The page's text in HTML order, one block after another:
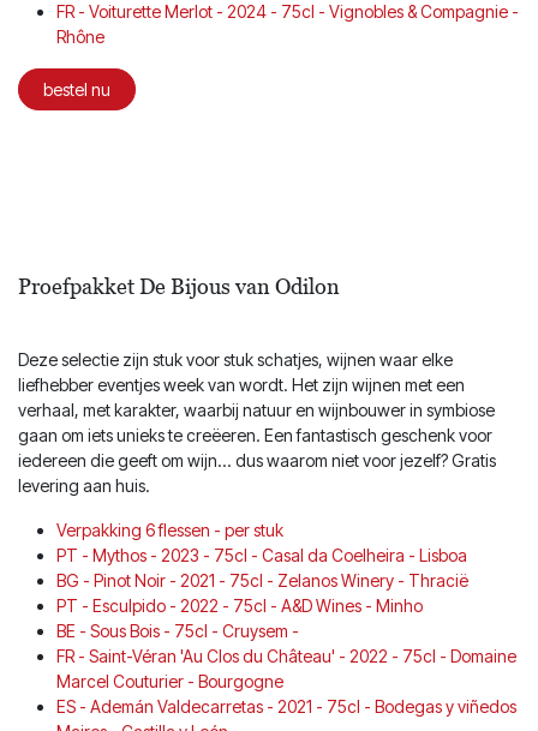
FR - Voiturette Merlot - 2024 - 75cl - Vignobles & Compagnie -
Rhône
bestel nu
Proefpakket De Bijous van Odilon
Deze selectie zijn stuk voor stuk schatjes, wijnen waar elke
liefhebber eventjes week van wordt. Het zijn wijnen met een
verhaal, met karakter, waarbij natuur en wijnbouwer in symbiose
gaan om iets unieks te creëeren. Een fantastisch geschenk voor
iedereen die geeft om wijn... dus waarom niet voor jezelf? Gratis
levering aan huis.
Verpakking 6 flessen - per stuk
PT - Mythos - 2023 - 75cl - Casal da Coelheira - Lisboa
BG - Pinot Noir - 2021 - 75cl - Zelanos Winery - Thracië
PT - Esculpido - 2022 - 75cl - A&D Wines - Minho
BE - Sous Bois - 75cl - Cruysem -
FR - Saint-Véran 'Au Clos du Château' - 2022 - 75cl - Domaine
Marcel Couturier - Bourgogne
ES - Ademán Valdecarretas - 2021 - 75cl - Bodegas y viñedos